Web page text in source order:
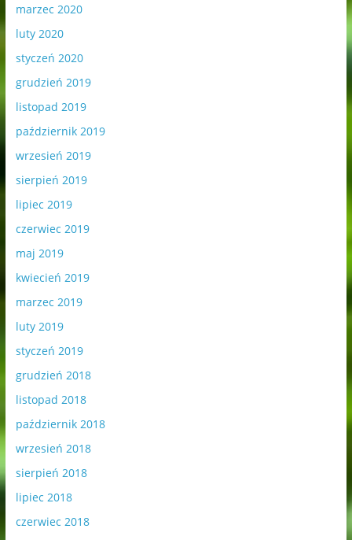
marzec 2020
luty 2020
styczeń 2020
grudzień 2019
listopad 2019
październik 2019
wrzesień 2019
sierpień 2019
lipiec 2019
czerwiec 2019
maj 2019
kwiecień 2019
marzec 2019
luty 2019
styczeń 2019
grudzień 2018
listopad 2018
październik 2018
wrzesień 2018
sierpień 2018
lipiec 2018
czerwiec 2018